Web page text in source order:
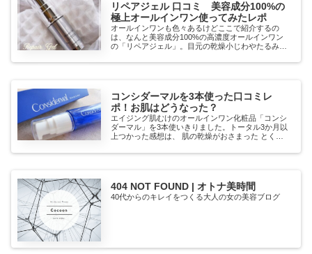
リペアジェル 口コミ 美容成分100%の
極上オールインワン使ってみたレポ
オールインワンも色々あるけどここで紹介するの
は、なんと美容成分100%の高濃度オールインワン
の「リペアジェル」。目元の乾燥小じわやたるみへ
ているハイクオリティなジェルです。そのスゴ技を
コンシダーマルを3本使った口コミレ
ポ！お肌はどうなった？
エイジング肌むけのオールインワン化粧品「コンシ
ダーマル」を3本使いきりました。トータル3か月以
上つかった感想は、 肌の乾燥がおさまった とくに
がよく付くようになった 鼻の下の小じわがおさまっ
404 NOT FOUND | オトナ美時間
40代からのキレイをつくる大人の女の美容ブログ